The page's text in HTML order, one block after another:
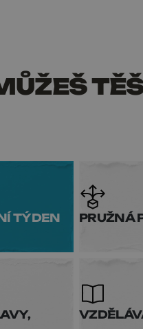
TÝDEN PRUŽNÁ